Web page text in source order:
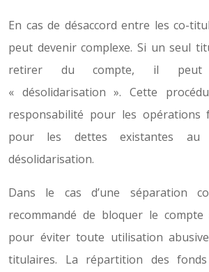
En cas de désaccord entre les co-
peut devenir complexe. Si un seul
retirer du compte, il peut
« désolidarisation ». Cette
responsabilité pour les opérations
pour les dettes existantes
désolidarisation.
Dans le cas d’une séparation
recommandé de bloquer le
pour éviter toute utilisation
titulaires. La répartition des